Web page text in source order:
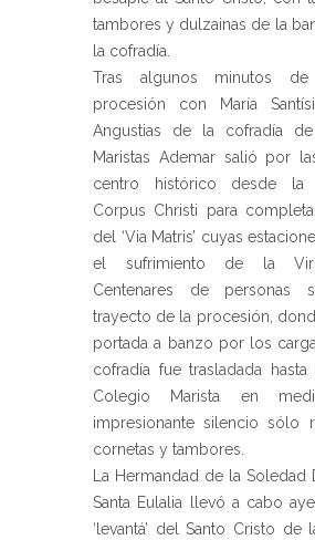
tambores y dulzainas de la
la cofradía.
Tras algunos minutos
procesión con María
Angustias de la cofradía de
Maristas Ademar salió por
centro histórico desde la
Corpus Christi para
del ‘Via Matris’ cuyas
el sufrimiento de la
Centenares de personas
trayecto de la procesión,
portada a banzo por los
cofradía fue trasladada
Colegio Marista en
impresionante silencio sólo
cornetas y tambores.
La Hermandad de la Soledad
Santa Eulalia llevó a cabo
‘levantá’ del Santo Cristo de